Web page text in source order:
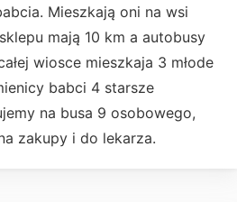
Mieszkają oni na wsi
mają 10 km a autobusy
wiosce mieszkaja 3 młode
babci 4 starsze
na busa 9 osobowego,
zakupy i do lekarza.